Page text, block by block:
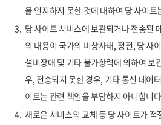
을 인지하지 못한 것에 대하여 당 사이
3. 당 사이트 서비스에 보관되거나 전송된
의 내용이 국가의 비상사태, 정전, 당 사
설비장애 및 기타 불가항력에 의하여 보
우, 전송되지 못한 경우, 기타 통신 데이
이트는 관련 책임을 부담하지 아니합니
4. 새로운 서비스의 교체 등 당 사이트가